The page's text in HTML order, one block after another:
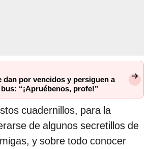
dan por vencidos y persiguen a
“¡Apruébenos, profe!”
cuadernillos, para la
de algunos secretillos de
y sobre todo conocer